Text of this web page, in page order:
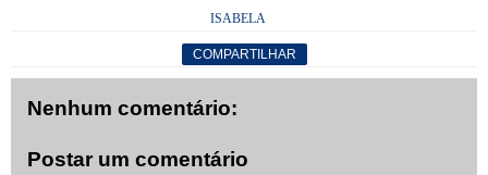
ISABELA
COMPARTILHAR
Nenhum comentário:
Postar um comentário